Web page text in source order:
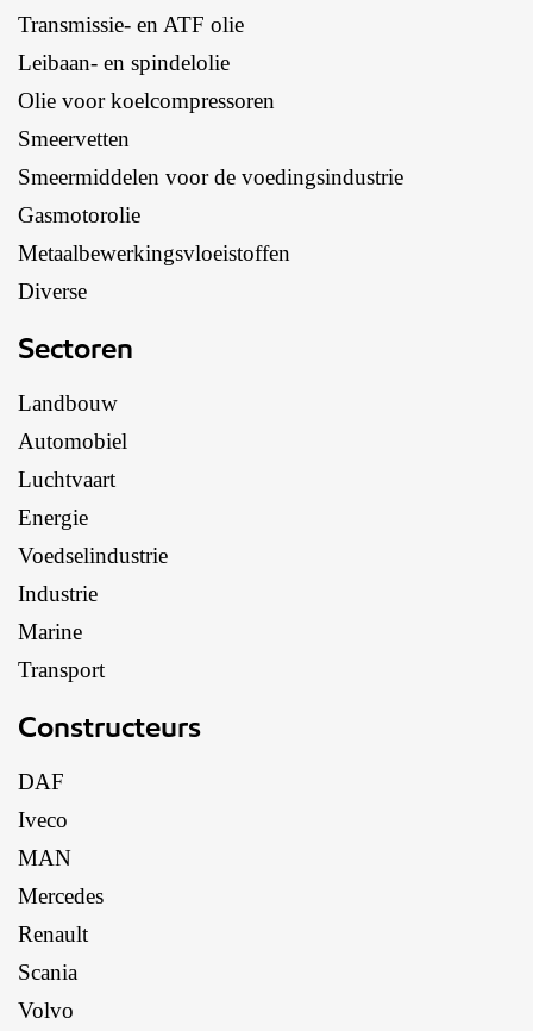
Transmissie- en ATF olie
Leibaan- en spindelolie
Olie voor koelcompressoren
Smeervetten
Smeermiddelen voor de voedingsindustrie
Gasmotorolie
Metaalbewerkingsvloeistoffen
Diverse
Sectoren
Landbouw
Automobiel
Luchtvaart
Energie
Voedselindustrie
Industrie
Marine
Transport
Constructeurs
DAF
Iveco
MAN
Mercedes
Renault
Scania
Volvo